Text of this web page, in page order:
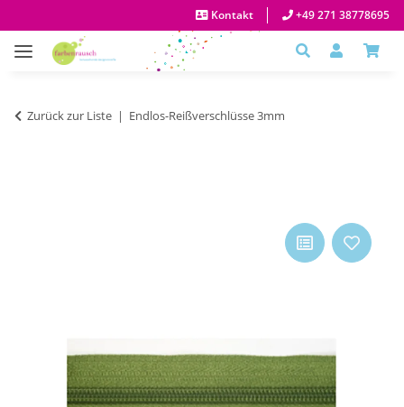
Kontakt +49 271 38778695
Zurück zur Liste Endlos-Reißverschlüsse 3mm